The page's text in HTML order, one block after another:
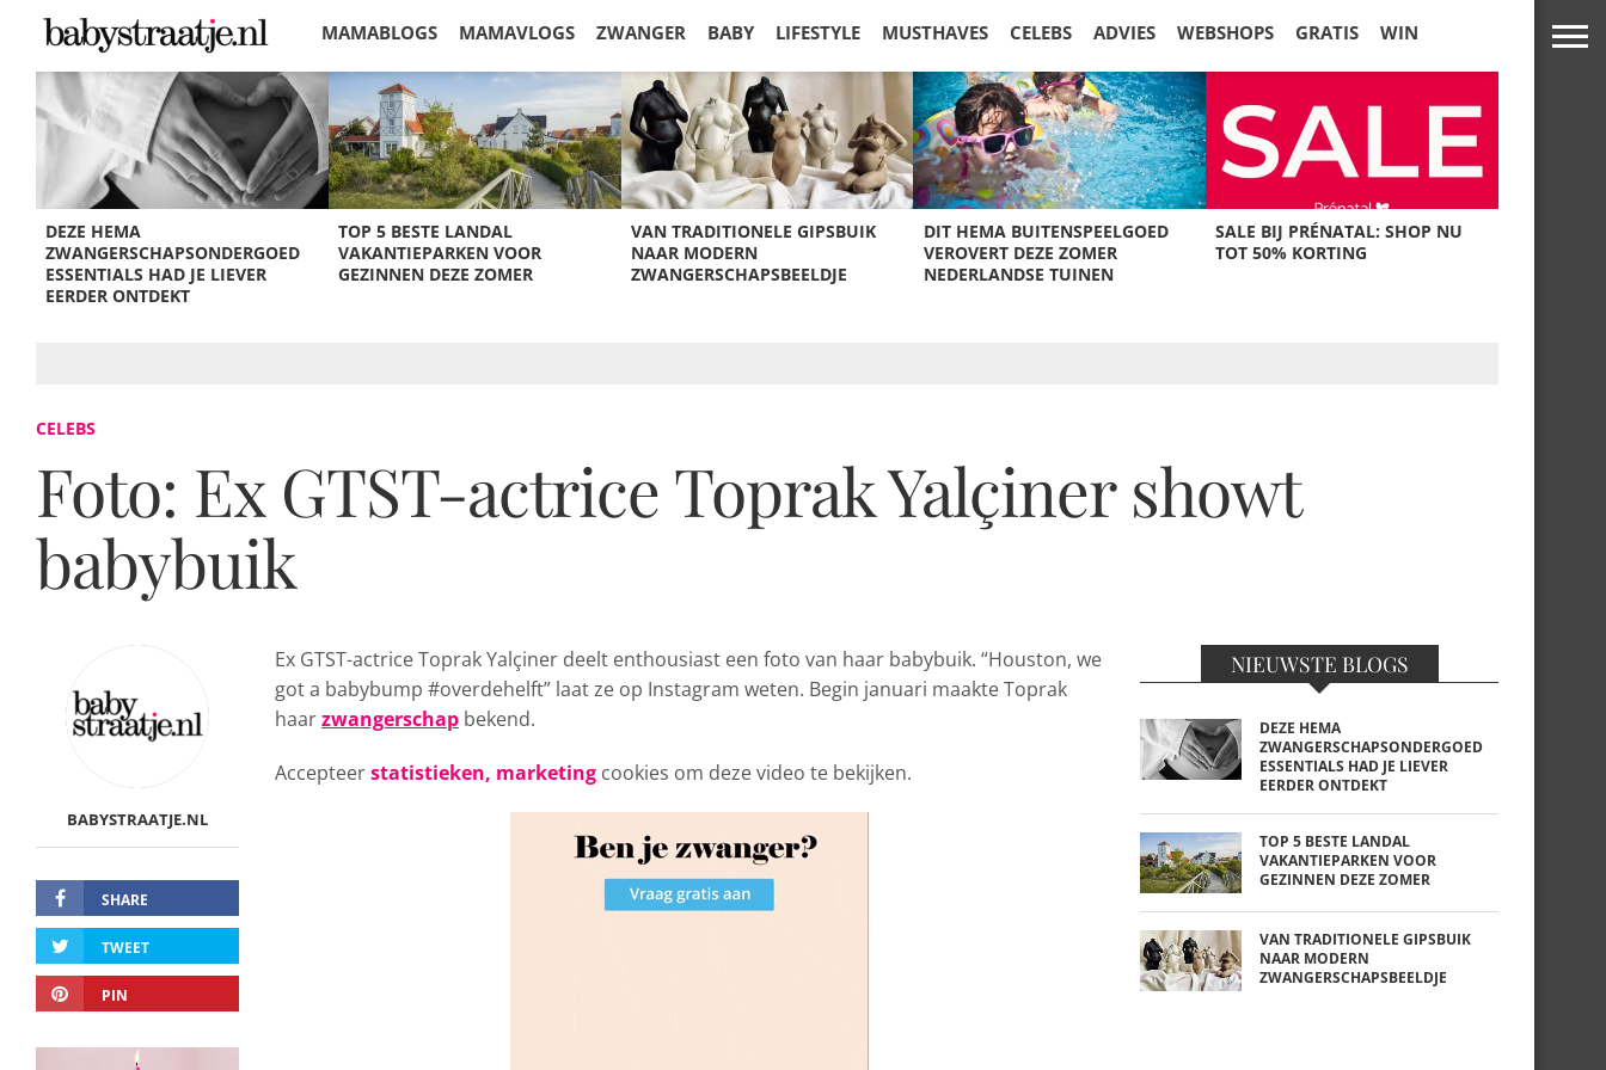
MAMABLOGS MAMAVLOGS ZWANGER BABY LIFESTYLE MUSTHAVES CELEBS ADVIES WEBSHOPS GRATIS WIN
KORTINGEN
DEZE HEMA
ZWANGERSCHAPSONDERGOED
ESSENTIALS HAD JE LIEVER
EERDER ONTDEKT
TOP 5 BESTE LANDAL
VAKANTIEPARKEN VOOR
GEZINNEN DEZE ZOMER
VAN TRADITIONELE GIPSBUIK
NAAR MODERN
ZWANGERSCHAPSBEELDJE
DIT HEMA BUITENSPEELGOED
VEROVERT DEZE ZOMER
NEDERLANDSE TUINEN
SALE BIJ PRÉNATAL: SHOP NU
TOT 50% KORTING
CELEBS
Foto: Ex GTST-actrice Toprak Yalçiner showt
babybuik
BABYSTRAATJE.NL
SHARE
TWEET
PIN
Ex GTST-actrice Toprak Yalçiner deelt enthousiast een foto van haar babybuik. “Houston, we
got a babybump #overdehelft” laat ze op Instagram weten. Begin januari maakte Toprak
haarzwangerschap bekend.
Accepteerstatistieken, marketing cookies om deze video te bekijken.
NIEUWSTE BLOGS
DEZE HEMA
ZWANGERSCHAPSONDERGOED
ESSENTIALS HAD JE LIEVER
EERDER ONTDEKT
TOP 5 BESTE LANDAL
VAKANTIEPARKEN VOOR
GEZINNEN DEZE ZOMER
VAN TRADITIONELE GIPSBUIK
NAAR MODERN
ZWANGERSCHAPSBEELDJE